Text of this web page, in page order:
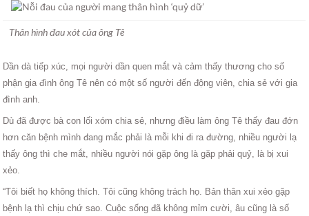
Thân hình đau xót của ông Tê
Dần dà tiếp xúc, mọi người dần quen mắt và cảm thấy thương cho số
phận gia đình ông Tê nên có một số người đến động viên, chia sẻ với gia
đình anh.
Dù đã được bà con lối xóm chia sẻ, nhưng điều làm ông Tê thấy đau đớn
hơn căn bệnh mình đang mắc phải là mỗi khi đi ra đường, nhiều người lạ
thấy ông thì che mắt, nhiều người nói gặp ông là gặp phải quỷ, là bị xui
xẻo.
“Tôi biết họ không thích. Tôi cũng không trách họ. Bản thân xui xẻo gặp
bệnh lạ thì chịu chứ sao. Cuộc sống đã không mỉm cười, âu cũng là số